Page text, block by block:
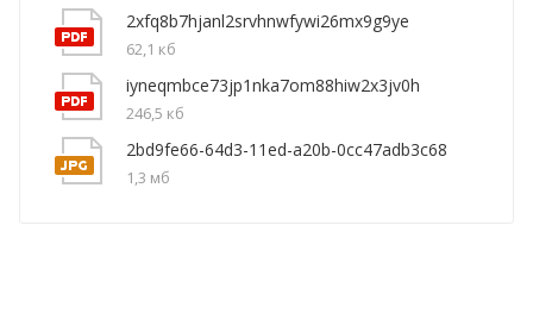
2xfq8b7hjanl2srvhnwfywi26mx9g9ye
62,1 кб
iyneqmbce73jp1nka7om88hiw2x3jv0h
246,5 кб
2bd9fe66-64d3-11ed-a20b-0cc47adb3c68
1,3 мб